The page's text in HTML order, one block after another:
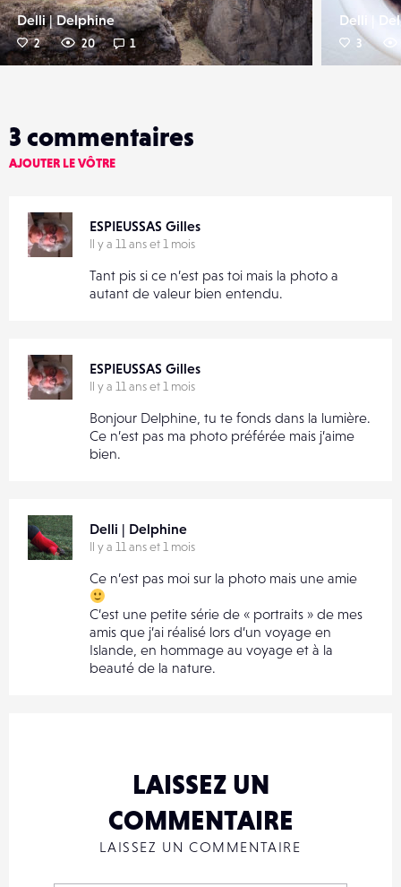
Delli | Delphine
2 20 1
Delli |
3
3 commentaires
AJOUTER LE VÔTRE
ESPIEUSSAS Gilles
Il y a 11 ans et 1 mois
Tant pis si ce n’est pas toi mais la photo a
autant de valeur bien entendu.
ESPIEUSSAS Gilles
Il y a 11 ans et 1 mois
Bonjour Delphine, tu te fonds dans la lumière.
Ce n’est pas ma photo préférée mais j’aime
bien.
Delli | Delphine
Il y a 11 ans et 1 mois
Ce n’est pas moi sur la photo mais une amie
C’est une petite série de « portraits » de mes
amis que j’ai réalisé lors d’un voyage en
Islande, en hommage au voyage et à la
beauté de la nature.
LAISSEZ UN
COMMENTAIRE
LAISSEZ UN COMMENTAIRE